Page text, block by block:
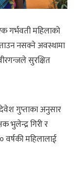
गर्भवती महिलाको
नसक्ने अवस्थामा
सुरक्षित
गुप्ताका अनुसार
भुलेन्द्र गिरी र
वर्षकी महिलालाई